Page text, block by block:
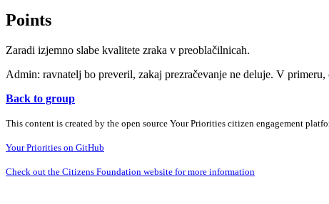
Points
Zaradi izjemno slabe kvalitete zraka v preoblačilnicah.
Admin: ravnatelj bo preveril, zakaj prezračevanje ne deluje. V
Back to group
This content is created by the open source Your Priorities citizen engagement
Your Priorities on GitHub
Check out the Citizens Foundation website for more information